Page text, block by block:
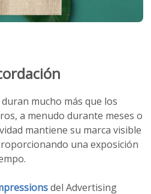
mucho más que los
a menudo durante meses o
mantiene su marca visible
una exposición
del Advertising